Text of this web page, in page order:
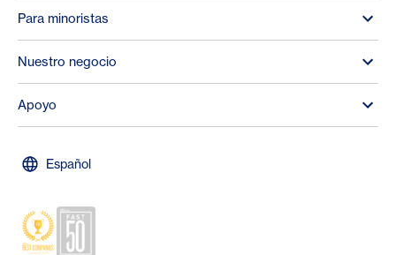
Para minoristas
Nuestro negocio
Apoyo
Español